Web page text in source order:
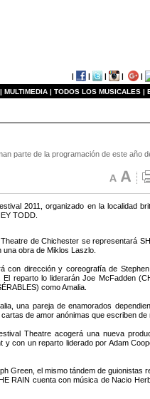
| | | | |
MULTIMEDIA | TODOS LOS MUSICALES |
parte de la programación de este año
2011, organizado en la localidad
TODD.
de Chichester se representará
obra de Miklos Laszlo.
con dirección y coreografía de
reparto lo liderarán Joe McFadden
como Amalia.
una pareja de enamorados
de amor anónimas que escriben
Theatre acogerá una nueva
con un reparto liderado por Adam
Green, el mismo tándem de guionistas
RAIN cuenta con música de Nacio